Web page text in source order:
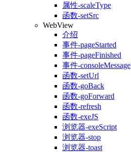
属性-scaleType
函数-setSrc
WebView
介绍
事件-pageStarted
事件-pageFinished
事件-consoleMessage
函数-setUrl
函数-goBack
函数-goForward
函数-refresh
函数-exeJS
浏览器-exeScript
浏览器-stop
浏览器-toast